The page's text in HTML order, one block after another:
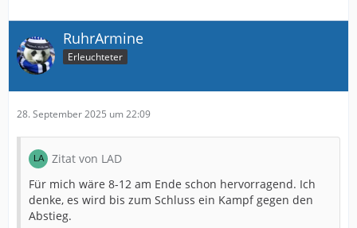
RuhrArmine
Erleuchteter
28. September 2025 um 22:09
Zitat von LAD
Für mich wäre 8-12 am Ende schon hervorragend. Ich
denke, es wird bis zum Schluss ein Kampf gegen den
Abstieg.